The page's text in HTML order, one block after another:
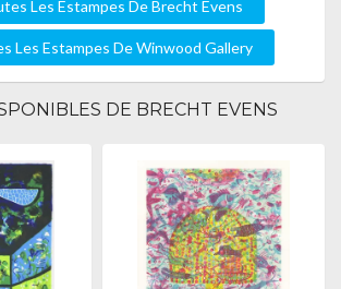
Les Estampes De Brecht Evens
Les Estampes De Winwood Gallery
DE BRECHT EVENS